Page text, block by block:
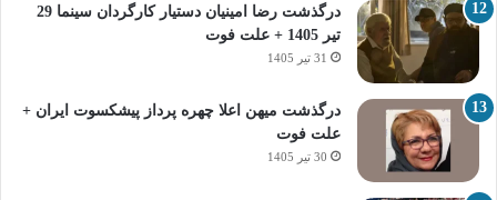
درگذشت رضا امینیان دستیار کارگردان سینما 29
تیر 1405 + علت فوت
31 تیر 1405
درگذشت میهن اعلا چهره پرداز پیشکسوت ایران +
علت فوت
30 تیر 1405